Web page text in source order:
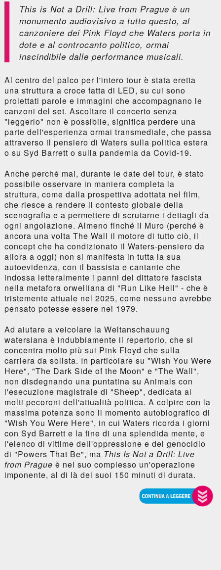
This is Not a Drill: Live from Prague è un
monumento audiovisivo a tutto questo, al
canzoniere dei Pink Floyd che Waters porta in
dote e al controcanto politico, ormai
inscindibile dalle performance musicali.
Al centro del palco per l'intero tour è stata eretta
una struttura a croce fatta di LED, su cui sono
proiettati parole e immagini che accompagnano le
canzoni del set. Ascoltare il concerto senza
"leggerlo" non è possibile, significa perdere una
parte dell'esperienza ormai transmediale, che passa
attraverso il pensiero di Waters sulla politica estera
o su Syd Barrett o sulla pandemia da Covid-19.
Anche perché mai, durante le date del tour, è stato
possibile osservare in maniera completa la
struttura, come dalla prospettiva adottata nel film,
che riesce a rendere il contesto globale della
scenografia e a permettere di scrutarne i dettagli da
ogni angolazione. Almeno finché il Muro (perché è
ancora una volta The Wall il motore di tutto ciò, il
concept che ha condizionato il Waters-pensiero da
allora a oggi) non si manifesta in tutta la sua
autoevidenza, con il bassista e cantante che
indossa letteralmente i panni del dittatore fascista
nella metafora orwelliana di "Run Like Hell" - che è
tristemente attuale nel 2025, come nessuno avrebbe
pensato potesse essere nel 1979.
Ad aiutare a veicolare la Weltanschauung
watersiana è indubbiamente il repertorio, che si
concentra molto più sui Pink Floyd che sulla
carriera da solista. In particolare su "Wish You Were
Here", "The Dark Side of the Moon" e "The Wall",
non disdegnando una puntatina su Animals con
l'esecuzione magistrale di "Sheep", dedicata ai
molti pecoroni dell'attualità politica. A colpire con la
massima potenza sono il momento autobiografico di
"Wish You Were Here", in cui Waters ricorda i giorni
con Syd Barrett e la fine di una splendida mente, e
l'elenco di vittime dell'oppressione e del genocidio
di "Powers That Be", ma This Is Not a Drill: Live
from Prague è nel suo complesso un'operazione
imponente, al di là dei suoi 150 minuti di durata.